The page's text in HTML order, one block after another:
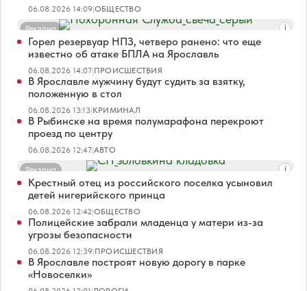
06.08.2026 14:09|ОБЩЕСТВО
Реклама
Горел резервуар НПЗ, четверо ранено: что еще
известно об атаке БПЛА на Ярославль
06.08.2026 14:07|ПРОИСШЕСТВИЯ
В Ярославле мужчину будут судить за взятку,
положенную в стол
06.08.2026 13:13|КРИМИНАЛ
В Рыбинске на время полумарафона перекроют
проезд по центру
06.08.2026 12:47|АВТО
Реклама
Крестный отец из российского поселка усыновил
детей нигерийского принца
06.08.2026 12:42|ОБЩЕСТВО
Полицейские забрали младенца у матери из-за
угрозы безопасности
06.08.2026 12:39|ПРОИСШЕСТВИЯ
В Ярославле построят новую дорогу в парке
«Новоселки»